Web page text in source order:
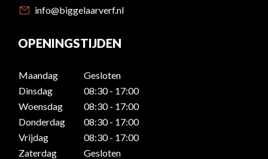
info@biggelaarverf.nl
OPENINGSTIJDEN
Maandag
Gesloten
Dinsdag
08:30 - 17:00
Woensdag
08:30 - 17:00
Donderdag
08:30 - 17:00
Vrijdag
08:30 - 17:00
Zaterdag
Gesloten